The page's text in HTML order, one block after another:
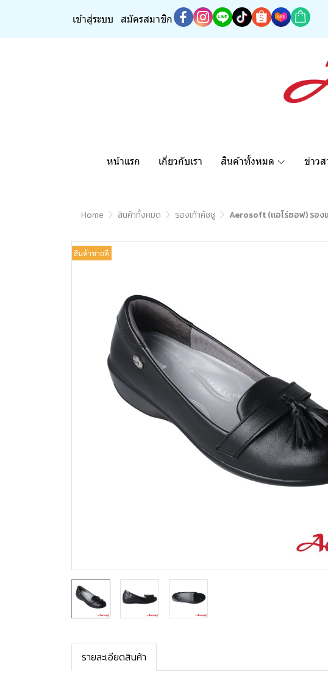
เข้าสู่ระบบ สมัครสมาชิก
หน้าแรก เกี่ยวกับเรา สินค้าทั้งหมด ข่าวส
Home สินค้าทั้งหมด รองเท้าคัชชู Aerosoft (แอโร่ซอฟ) รอง
สินค้าขายดี
รายละเอียดสินค้า